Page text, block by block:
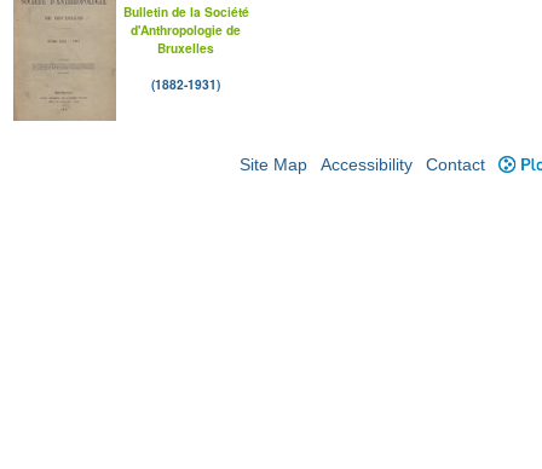
Bulletin de la Société
d'Anthropologie de
Bruxelles
(1882-1931)
Site Map Accessibility Contact